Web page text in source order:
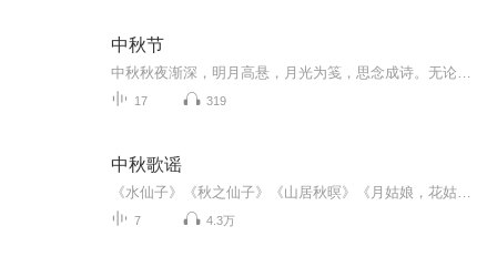
中秋节
17 319
中秋歌谣
7 4.3万